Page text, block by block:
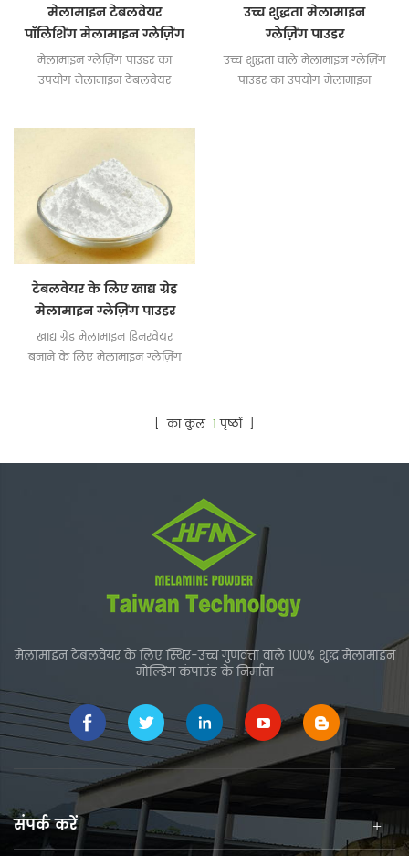
मेलामाइन टेबलवेयर
पॉलिशिंग मेलामाइन ग्लेज़िंग
पाउडर
मेलामाइन ग्लेज़िंग पाउडर का
उपयोग मेलामाइन टेबलवेयर
उच्च शुद्धता मेलामाइन
ग्लेज़िंग पाउडर
उच्च शुद्धता वाले मेलामाइन ग्लेज़िंग
पाउडर का उपयोग मेलामाइन
टेबलवेयर के लिए खाद्य ग्रेड
मेलामाइन ग्लेज़िंग पाउडर
खाद्य ग्रेड मेलामाइन डिनरवेयर
बनाने के लिए मेलामाइन ग्लेज़िंग
[ का कुल 1 पृष्ठों ]
मेलामाइन टेबलवेयर के लिए स्थिर-उच्च गुणवत्ता वाले 100% शुद्ध मेलामाइन
मोल्डिंग कंपाउंड के निर्माता
संपर्क करें